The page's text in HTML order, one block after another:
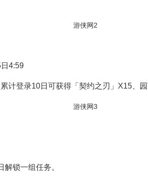
日4:59
计登录10日可获得「契约之刃」X15、
锁一组任务。